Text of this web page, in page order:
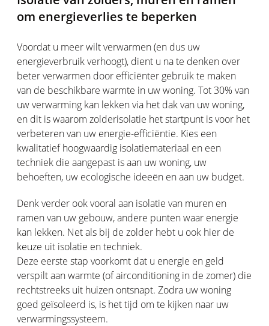
om energieverlies te beperken
Voordat u meer wilt verwarmen (en dus uw
energieverbruik verhoogt), dient u na te denken over
beter verwarmen door efficiënter gebruik te maken
van de beschikbare warmte in uw woning. Tot 30% van
uw verwarming kan lekken via het dak van uw woning,
en dit is waarom zolderisolatie het startpunt is voor het
verbeteren van uw energie-efficiëntie. Kies een
kwalitatief hoogwaardig isolatiemateriaal en een
techniek die aangepast is aan uw woning, uw
behoeften, uw ecologische ideeën en aan uw budget.
Denk verder ook vooral aan isolatie van muren en
ramen van uw gebouw, andere punten waar energie
kan lekken. Net als bij de zolder hebt u ook hier de
keuze uit isolatie en techniek.
Deze eerste stap voorkomt dat u energie en geld
verspilt aan warmte (of airconditioning in de zomer) die
rechtstreeks uit huizen ontsnapt. Zodra uw woning
goed geïsoleerd is, is het tijd om te kijken naar uw
verwarmingssysteem.